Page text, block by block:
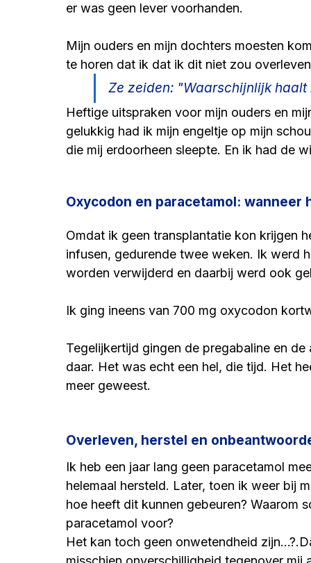
er was geen lever voorhanden.
Mijn ouders en mijn dochters moesten
te horen dat ik dat ik dit niet zou
Ze zeiden: "Waarschijnlijk
Heftige uitspraken voor mijn ouders en
gelukkig had ik mijn engeltje op mijn
die mij erdoorheen sleepte. En ik had de
Oxycodon en paracetamol: wanneer
Omdat ik geen transplantatie kon krijgen
infusen, gedurende twee weken. Ik werd
worden verwijderd en daarbij werd ook
Ik ging ineens van 700 mg oxycodon
Tegelijkertijd gingen de pregabaline en
daar. Het was echt een hel, die tijd. Het
meer geweest.
Overleven, herstel en
Ik heb een jaar lang geen paracetamol
helemaal hersteld. Later, toen ik weer bij
hoe heeft dit kunnen gebeuren? Waarom
paracetamol voor?
Het kan toch geen onwetendheid